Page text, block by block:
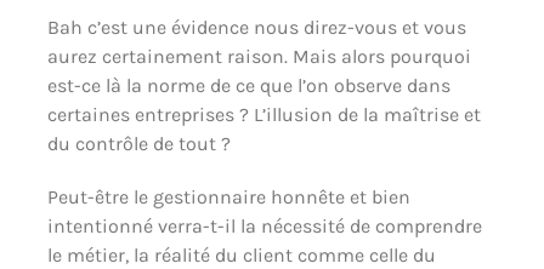
Bah c’est une évidence nous direz-vous et vous
aurez certainement raison. Mais alors pourquoi
est-ce là la norme de ce que l’on observe dans
certaines entreprises ? L’illusion de la maîtrise et
du contrôle de tout ?
Peut-être le gestionnaire honnête et bien
intentionné verra-t-il la nécessité de comprendre
le métier, la réalité du client comme celle du